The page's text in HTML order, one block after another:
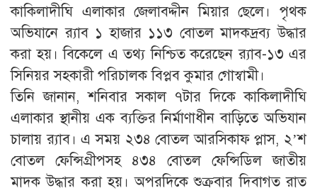
কাকিলাদীঘি এলাকার জেলাবদ্দীন মিয়ার ছেলে। পৃথক
অভিযানে র‌্যাব ১ হাজার ১১৩ বোতল মাদকদ্রব্য উদ্ধার
করা হয়। বিকেলে এ তথ্য নিশ্চিত করেছেন র‌্যাব-১৩ এর
সিনিয়র সহকারী পরিচালক বিপ্লব কুমার গোস্বামী।
তিনি জানান, শনিবার সকাল ৭টার দিকে কাকিলাদীঘি
এলাকার স্থানীয় এক ব্যক্তির নির্মাণাধীন বাড়িতে অভিযান
চালায় র‌্যাব। এ সময় ২৩৪ বোতল আরসিকাফ প্লাস, ২’শ
বোতল ফেন্সিগ্রীপসহ ৪৩৪ বোতল ফেন্সিডিল জাতীয়
মাদক উদ্ধার করা হয়। অপরদিকে শুক্রবার দিবাগত রাত